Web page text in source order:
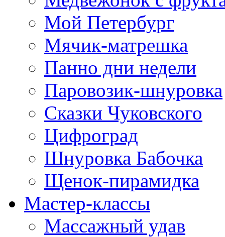
Мой Петербург
Мячик-матрешка
Панно дни недели
Паровозик-шнуровка
Сказки Чуковского
Цифроград
Шнуровка Бабочка
Щенок-пирамидка
Мастер-классы
Массажный удав